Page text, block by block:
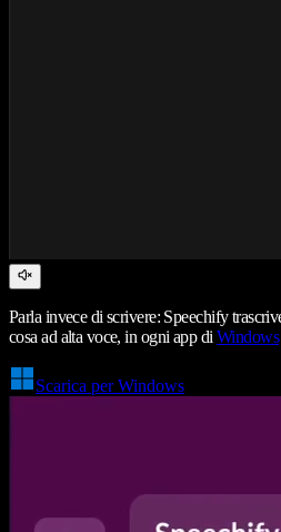
Parla invece di scrivere: Speechify
cosa ad alta voce, in ogni app di Windows
Scarica per Windows